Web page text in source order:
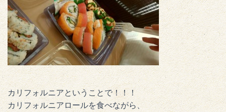
カリフォルニアということで！！！
カリフォルニアロールを食べながら、